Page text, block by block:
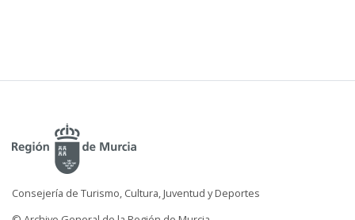
Consejería de Turismo, Cultura, Juventud y Deportes